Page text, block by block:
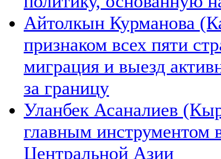
Айтолкын Курманова
признаком всех пяти
миграция и выезд
за границу
Уланбек Асаналиев
главным инструментом
Центральной Азии